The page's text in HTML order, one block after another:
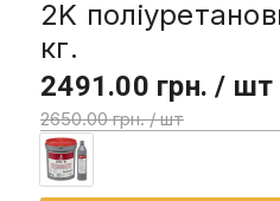
2K
кг.
2491.00 грн. / шт
2650.00 грн. / шт